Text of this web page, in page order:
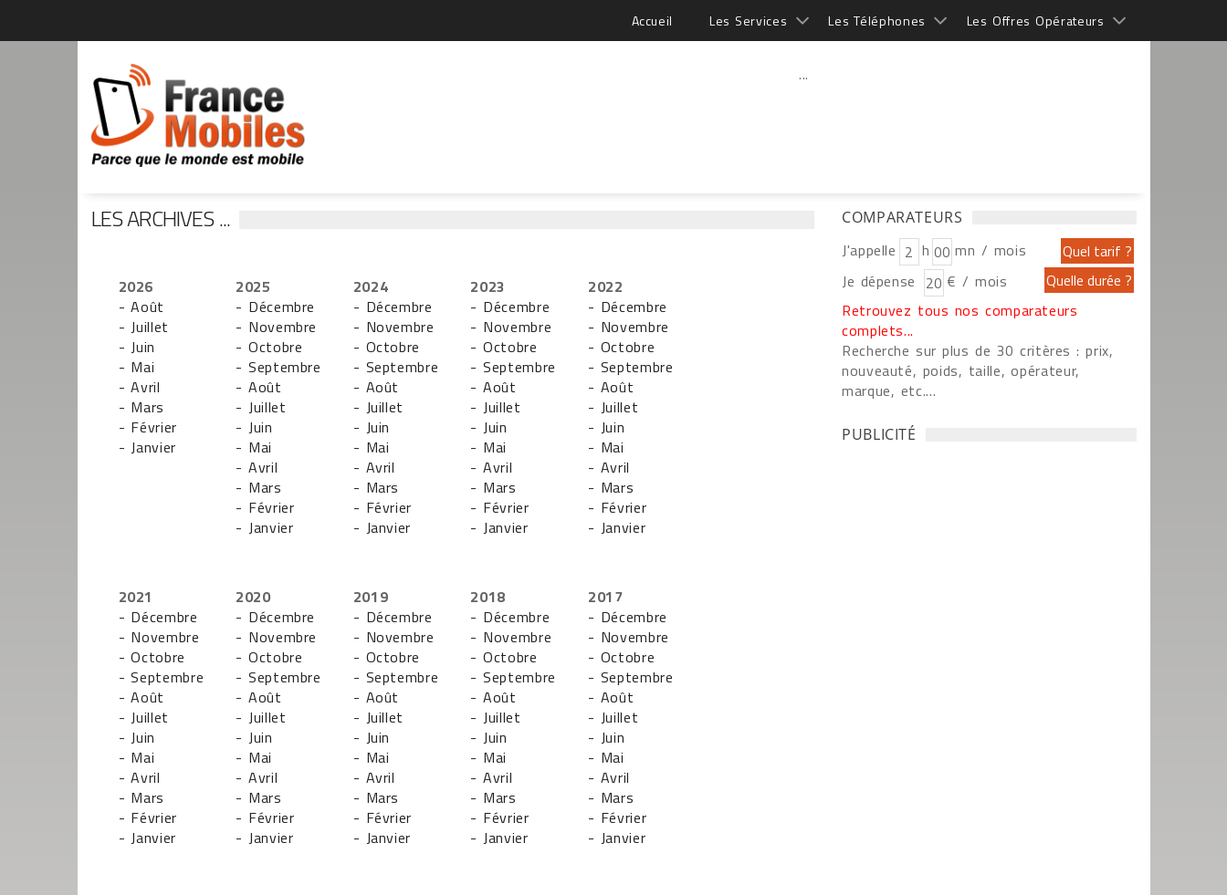
Accueil Les Services Les Téléphones Les Offres Opérateurs
...
LES ARCHIVES ...
2026
- Août
- Juillet
- Juin
- Mai
- Avril
- Mars
- Février
- Janvier
2025
- Décembre
- Novembre
- Octobre
- Septembre
- Août
- Juillet
- Juin
- Mai
- Avril
- Mars
- Février
- Janvier
2024
- Décembre
- Novembre
- Octobre
- Septembre
- Août
- Juillet
- Juin
- Mai
- Avril
- Mars
- Février
- Janvier
2023
- Décembre
- Novembre
- Octobre
- Septembre
- Août
- Juillet
- Juin
- Mai
- Avril
- Mars
- Février
- Janvier
2022
- Décembre
- Novembre
- Octobre
- Septembre
- Août
- Juillet
- Juin
- Mai
- Avril
- Mars
- Février
- Janvier
2021
- Décembre
- Novembre
- Octobre
- Septembre
- Août
- Juillet
- Juin
- Mai
- Avril
- Mars
- Février
- Janvier
2020
- Décembre
- Novembre
- Octobre
- Septembre
- Août
- Juillet
- Juin
- Mai
- Avril
- Mars
- Février
- Janvier
2019
- Décembre
- Novembre
- Octobre
- Septembre
- Août
- Juillet
- Juin
- Mai
- Avril
- Mars
- Février
- Janvier
2018
- Décembre
- Novembre
- Octobre
- Septembre
- Août
- Juillet
- Juin
- Mai
- Avril
- Mars
- Février
- Janvier
2017
- Décembre
- Novembre
- Octobre
- Septembre
- Août
- Juillet
- Juin
- Mai
- Avril
- Mars
- Février
- Janvier
COMPARATEURS
J'appelle h
mn / mois
Je dépense
€ / mois
Retrouvez tous nos comparateurs
complets...
Recherche sur plus de 30 critères : prix,
nouveauté, poids, taille, opérateur,
marque, etc....
PUBLICITÉ